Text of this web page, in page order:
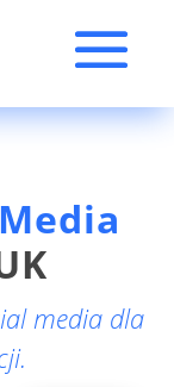
media dla